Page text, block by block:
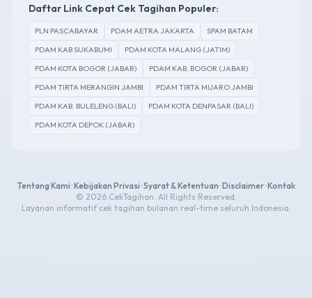
Daftar Link Cepat Cek Tagihan Populer:
PLN PASCABAYAR PDAM AETRA JAKARTA
SPAM BATAM
PDAM KAB SUKABUMI
PDAM KOTA MALANG (JATIM)
PDAM KOTA BOGOR (JABAR)
PDAM KAB. BOGOR (JABAR)
PDAM TIRTA MERANGIN JAMBI
PDAM TIRTA MUARO JAMBI
PDAM KAB. BULELENG (BALI)
PDAM KOTA DENPASAR (BALI)
PDAM KOTA DEPOK (JABAR)
Tentang Kami •Kebijakan Privasi •Syarat & Ketentuan •Disclaimer•Kontak
© 2026 CekTagihan. All Rights Reserved.
Layanan informatif cek tagihan bulanan real-time seluruh Indonesia.